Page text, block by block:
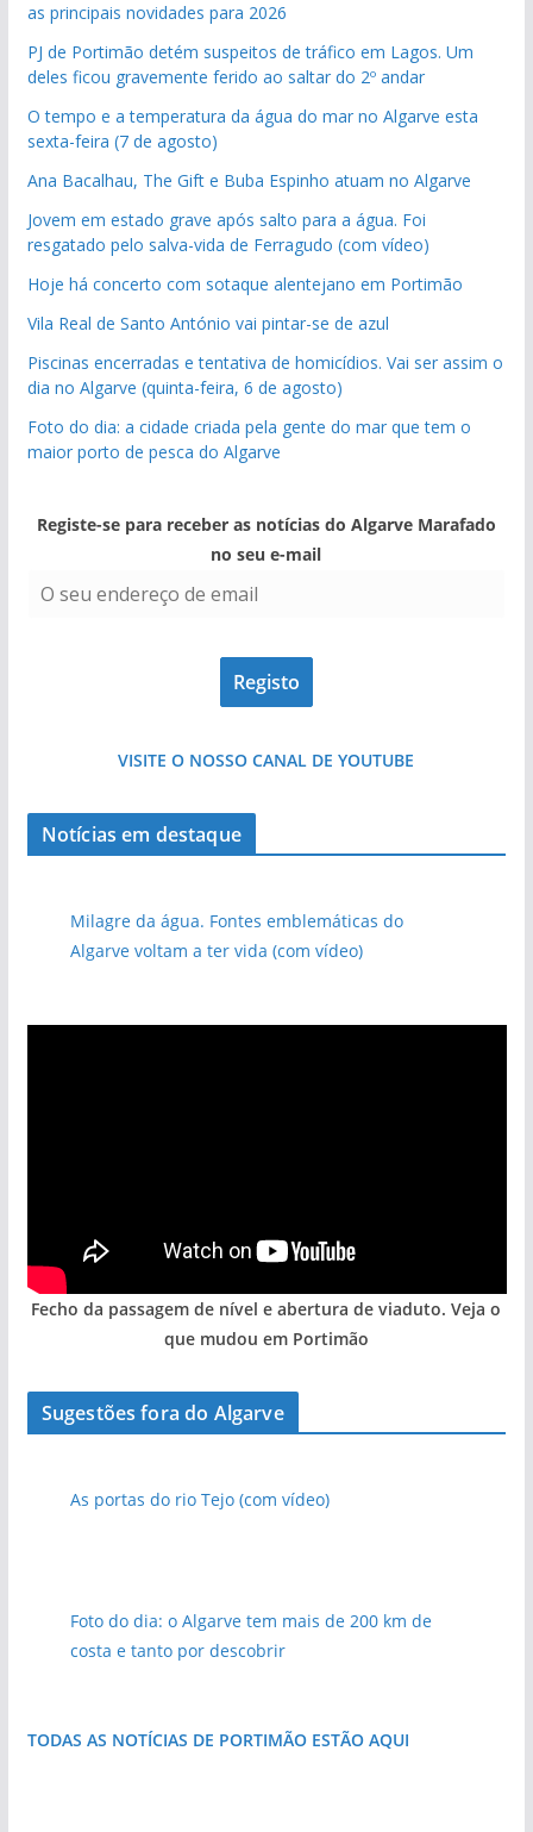
as principais novidades para 2026
PJ de Portimão detém suspeitos de tráfico em Lagos. Um
deles ficou gravemente ferido ao saltar do 2º andar
O tempo e a temperatura da água do mar no Algarve esta
sexta-feira (7 de agosto)
Ana Bacalhau, The Gift e Buba Espinho atuam no Algarve
Jovem em estado grave após salto para a água. Foi
resgatado pelo salva-vida de Ferragudo (com vídeo)
Hoje há concerto com sotaque alentejano em Portimão
Vila Real de Santo António vai pintar-se de azul
Piscinas encerradas e tentativa de homicídios. Vai ser assim o
dia no Algarve (quinta-feira, 6 de agosto)
Foto do dia: a cidade criada pela gente do mar que tem o
maior porto de pesca do Algarve
Registe-se para receber as notícias do Algarve Marafado
no seu e-mail
VISITE O NOSSO CANAL DE YOUTUBE
Notícias em destaque
Milagre da água. Fontes emblemáticas do
Algarve voltam a ter vida (com vídeo)
Fecho da passagem de nível e abertura de viaduto. Veja o
que mudou em Portimão
Sugestões fora do Algarve
As portas do rio Tejo (com vídeo)
Foto do dia: o Algarve tem mais de 200 km de
costa e tanto por descobrir
TODAS AS NOTÍCIAS DE PORTIMÃO ESTÃO AQUI